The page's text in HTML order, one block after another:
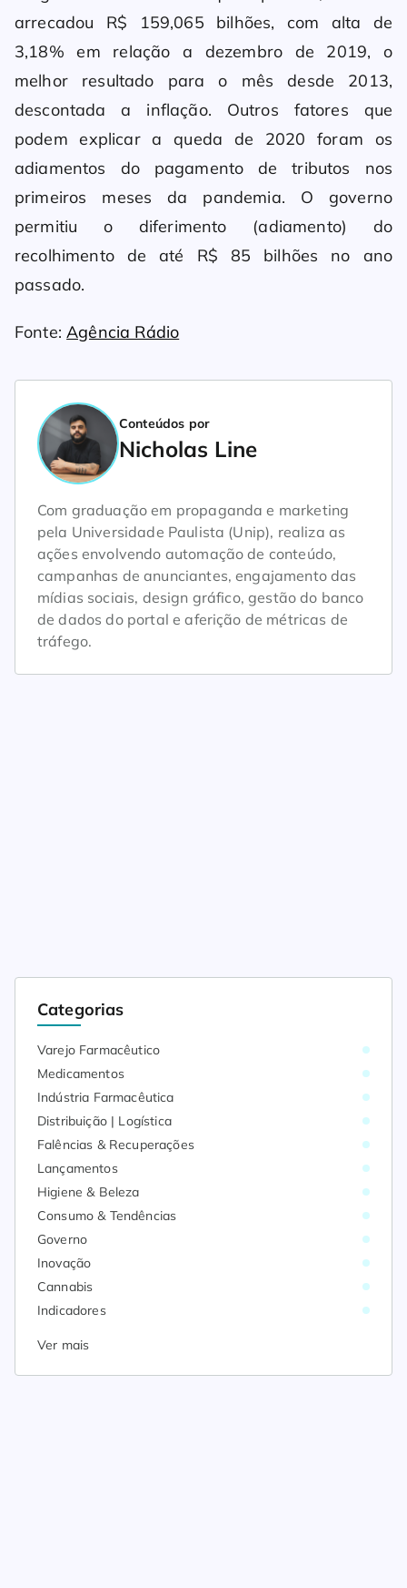
arrecadou R$ 159,065 bilhões, com alta de
3,18% em relação a dezembro de 2019, o
melhor resultado para o mês desde 2013,
descontada a inflação. Outros fatores que
podem explicar a queda de 2020 foram os
adiamentos do pagamento de tributos nos
primeiros meses da pandemia. O governo
permitiu o diferimento (adiamento) do
recolhimento de até R$ 85 bilhões no ano
passado.
Fonte:Agência Rádio
Conteúdos por
Nicholas Line
Com graduação em propaganda e marketing
pela Universidade Paulista (Unip), realiza as
ações envolvendo automação de conteúdo,
campanhas de anunciantes, engajamento das
mídias sociais, design gráfico, gestão do banco
de dados do portal e aferição de métricas de
tráfego.
Categorias
Varejo Farmacêutico
Medicamentos
Indústria Farmacêutica
Distribuição | Logística
Falências & Recuperações
Lançamentos
Higiene & Beleza
Consumo & Tendências
Governo
Inovação
Cannabis
Indicadores
Ver mais